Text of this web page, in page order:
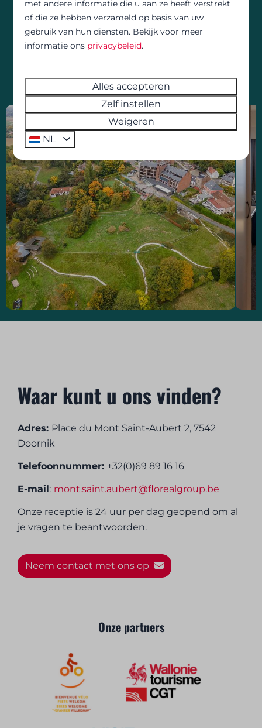
dorpjes, indrukwekkende panorama’s en
culturele excursies
Waar kunt u ons vinden?
Adres: Place du Mont Saint-Aubert 2, 7542
Doornik
Telefoonnummer: +32(0)69 89 16 16
E-mail : mont.saint.aubert@florealgroup.be
Onze receptie is 24 uur per dag geopend om al
je vragen te beantwoorden.
Neem contact met ons op
Onze partners
met andere informatie die u aan ze heeft verstrekt
of die ze hebben verzameld op basis van uw
gebruik van hun diensten. Bekijk voor meer
informatie ons privacybeleid.
Alles accepteren
Zelf instellen
Weigeren
NL